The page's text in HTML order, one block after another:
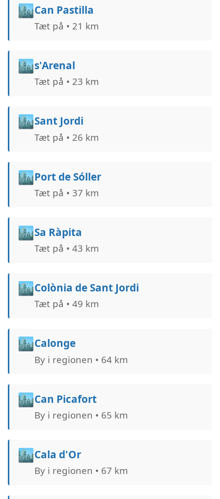
🏙️Can Pastilla
Tæt på • 21 km
🏙️s'Arenal
Tæt på • 23 km
🏙️Sant Jordi
Tæt på • 26 km
🏙️Port de Sóller
Tæt på • 37 km
🏙️Sa Ràpita
Tæt på • 43 km
🏙️Colònia de Sant Jordi
Tæt på • 49 km
🏙️Calonge
By i regionen • 64 km
🏙️Can Picafort
By i regionen • 65 km
🏙️Cala d'Or
By i regionen • 67 km